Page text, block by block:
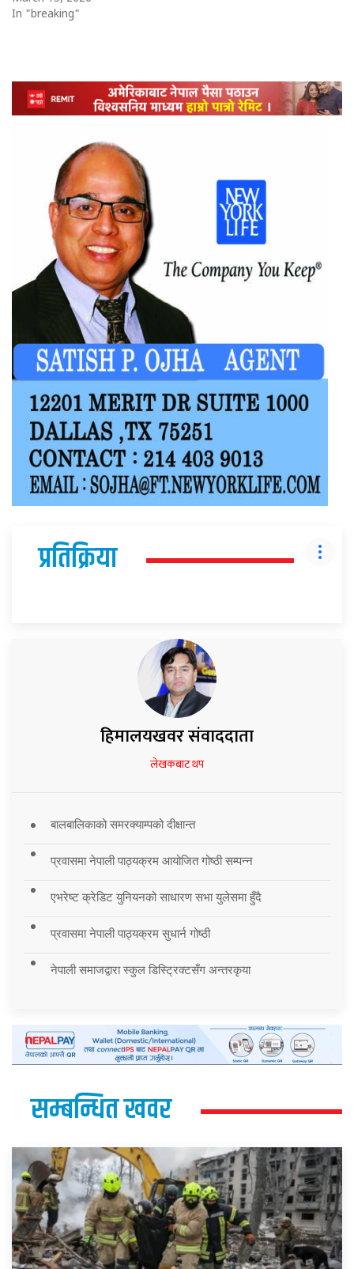
In "breaking"
प्रतिक्रिया
हिमालयखवर संवाददाता
लेखकबाट थप
बालबालिकाको समरक्याम्पको दीक्षान्त
प्रवासमा नेपाली पाठ्यक्रम आयोजित गोष्ठी सम्पन्न
एभरेष्ट क्रेडिट युनियनको साधारण सभा युलेसमा हुँदै
प्रवासमा नेपाली पाठ्यक्रम सुधार्न गोष्ठी
नेपाली समाजद्वारा स्कुल डिस्ट्रिक्टसँग अन्तरकृया
सम्बन्धित खवर